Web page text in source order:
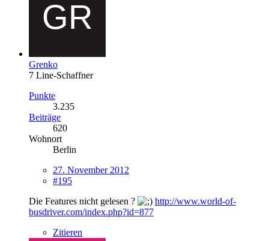
Grenko
7 Line-Schaffner
Punkte
3.235
Beiträge
620
Wohnort
Berlin
27. November 2012
#195
Die Features nicht gelesen ?
http://www.world-of-
busdriver.com/index.php?id=877
Zitieren